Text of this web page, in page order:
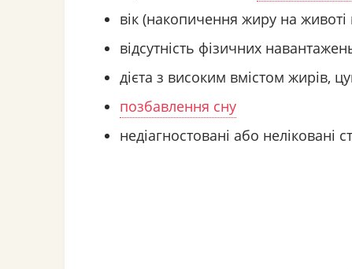
вік (накопичення жиру на
відсутність фізичних
дієта з високим вмістом жирів,
позбавлення сну
недіагностовані або